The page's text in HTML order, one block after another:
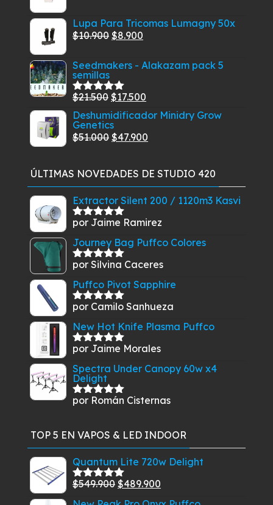
$13.950.$11.610.
original
era:
actual
es:
Lupa Para Tricomas Lumagny 50x
$10.900 El
original
era:
$10.900.
$8.900
actual
$8.900.
Seedmakers - Alakazam pack 5
semillas
Valorado
de
5
$21.500 El
precio
original
era:
$17.500
precio
es:
Deshumidificador Minidry Grow
Genetics
$51.000 El
$51.000.
$47.900
$47.900.
ÚLTIMAS NOVEDADES DE STUDIO 420
Extractor Silent 200 / 1120m3 Kasvi
Valorado
por Jaime Ramirez
Journey Bag Puffco Colores
Valorado
por Silvina Caceres
Puffco Pivot Sapphire
Valorado
por Camilo Sanhueza
New Hot Knife Plasma Puffco
Valorado
por Jaime Morales
Spectra Under Canopy 60w x4
Delight
Valorado
por Román Cisternas
TOP 5 EN VAPOS & LED INDOOR
Quantum Lite 720w Delight
Valorado
$549.900 El
precio
$489.900
precio